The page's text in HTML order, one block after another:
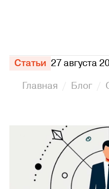
Статьи 27 августа
Главная
Блог